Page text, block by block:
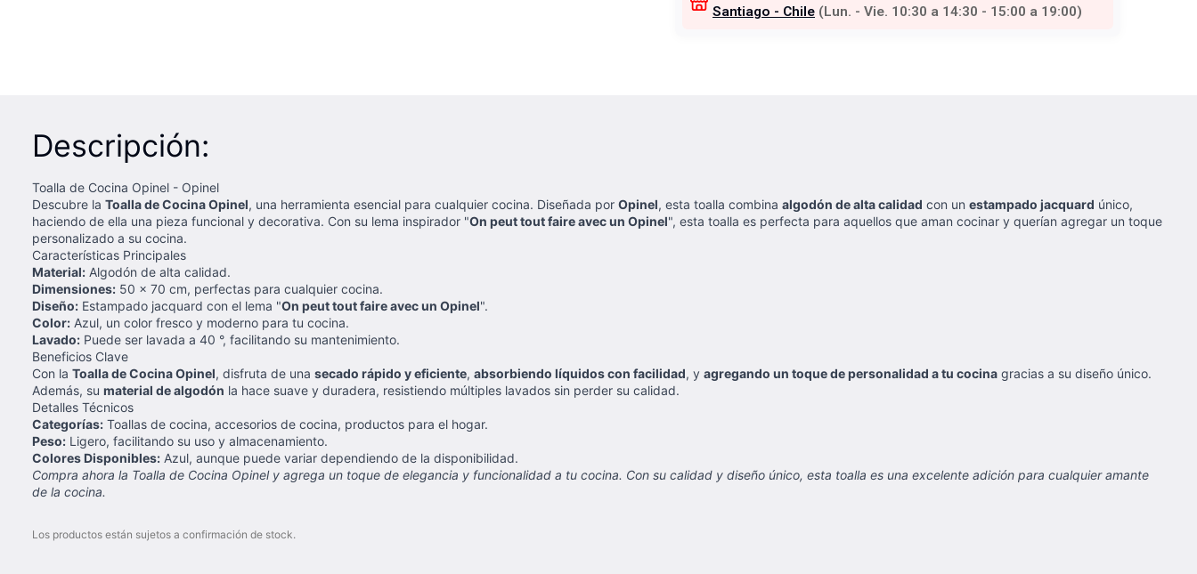
Santiago - Chile (Lun. - Vie. 10:30 a 14:30 - 15:00 a 19:00)
Descripción:
Toalla de Cocina Opinel - Opinel
Descubre la Toalla de Cocina Opinel, una herramienta esencial para cualquier cocina. Diseñada por Opinel, esta toalla combina algodón de alta calidad con un estampado jacquard único,
haciendo de ella una pieza funcional y decorativa. Con su lema inspirador "On peut tout faire avec un Opinel", esta toalla es perfecta para aquellos que aman cocinar y querían agregar un toque
personalizado a su cocina.
Características Principales
Material: Algodón de alta calidad.
Dimensiones: 50 x 70 cm, perfectas para cualquier cocina.
Diseño: Estampado jacquard con el lema "On peut tout faire avec un Opinel".
Color: Azul, un color fresco y moderno para tu cocina.
Lavado: Puede ser lavada a 40 °, facilitando su mantenimiento.
Beneficios Clave
Con la Toalla de Cocina Opinel, disfruta de una secado rápido y eficiente, absorbiendo líquidos con facilidad, y agregando un toque de personalidad a tu cocina gracias a su diseño único.
Además, su material de algodón la hace suave y duradera, resistiendo múltiples lavados sin perder su calidad.
Detalles Técnicos
Categorías: Toallas de cocina, accesorios de cocina, productos para el hogar.
Peso: Ligero, facilitando su uso y almacenamiento.
Colores Disponibles: Azul, aunque puede variar dependiendo de la disponibilidad.
Compra ahora la Toalla de Cocina Opinel y agrega un toque de elegancia y funcionalidad a tu cocina. Con su calidad y diseño único, esta toalla es una excelente adición para cualquier amante
de la cocina.
Los productos están sujetos a confirmación de stock.